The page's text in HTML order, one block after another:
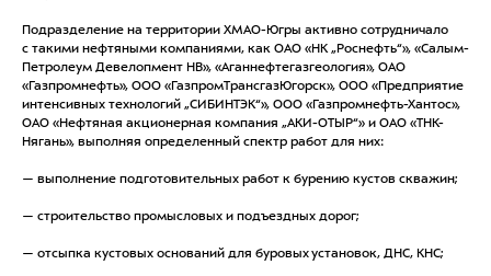
Подразделение на территории ХМАО-Югры активно сотрудничало
с такими нефтяными компаниями, как ОАО «НК „Роснефть“», «Салым-
Петролеум Девелопмент НВ», «Аганнефтегазгеология», ОАО
«Газпромнефть», ООО «ГазпромТрансгазЮгорск», ООО «Предприятие
интенсивных технологий „СИБИНТЭК“», ООО «Газпромнефть-Хантос»,
ОАО «Нефтяная акционерная компания „АКИ-ОТЫР“» и ОАО «ТНК-
Нягань», выполняя определенный спектр работ для них:
— выполнение подготовительных работ к бурению кустов скважин;
— строительство промысловых и подъездных дорог;
— отсыпка кустовых оснований для буровых установок, ДНС, КНС;